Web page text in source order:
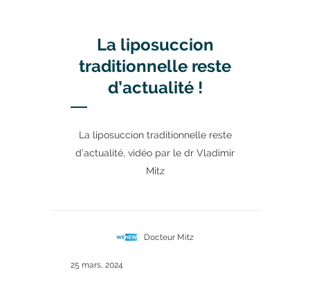
La liposuccion
traditionnelle reste
d’actualité !
La liposuccion traditionnelle reste
d’actualité, vidéo par le dr Vladimir
Mitz
Docteur Mitz
25 mars, 2024